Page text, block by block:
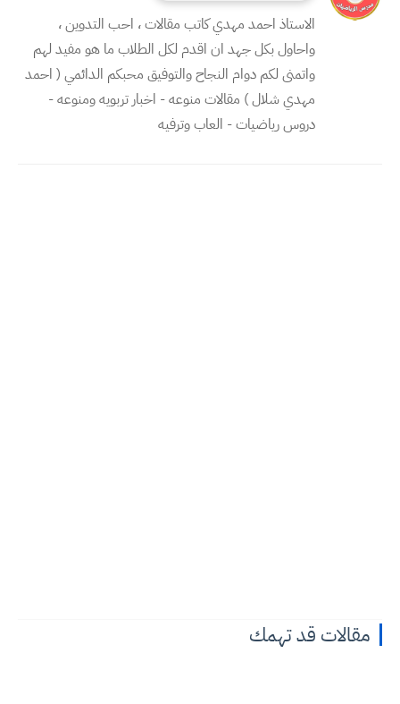
الاستاذ احمد مهدي كاتب مقالات ، احب التدوين ،
واحاول بكل جهد ان اقدم لكل الطلاب ما هو مفيد لهم
واتمنى لكم دوام النجاح والتوفيق محبكم الدائمي ( احمد
مهدي شلال ) مقالات منوعه - اخبار تربويه ومنوعه -
دروس رياضيات - العاب وترفيه
مقالات قد تهمك